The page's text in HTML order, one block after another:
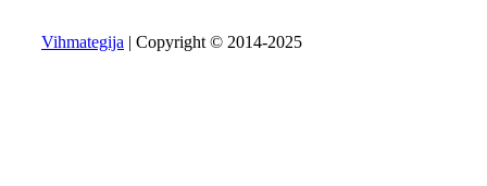
Vihmategija | Copyright © 2014-2025